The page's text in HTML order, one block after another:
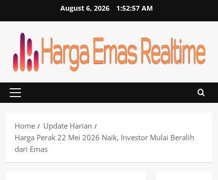
August 6, 2026 1:52:57 AM
Primary
Home
Update Harian
Harga Perak 22 Mei 2026 Naik, Investor Mulai Beralih
dari Emas